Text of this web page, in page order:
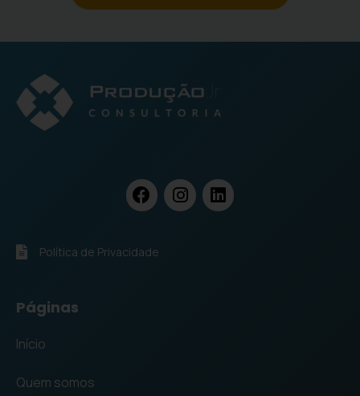
Política de Privacidade
Páginas
Início
Quem somos